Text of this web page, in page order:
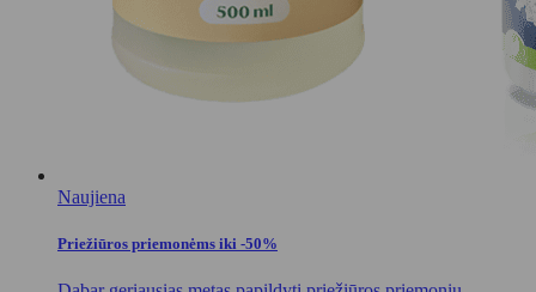
Naujiena
Priežiūros priemonėms iki -50%